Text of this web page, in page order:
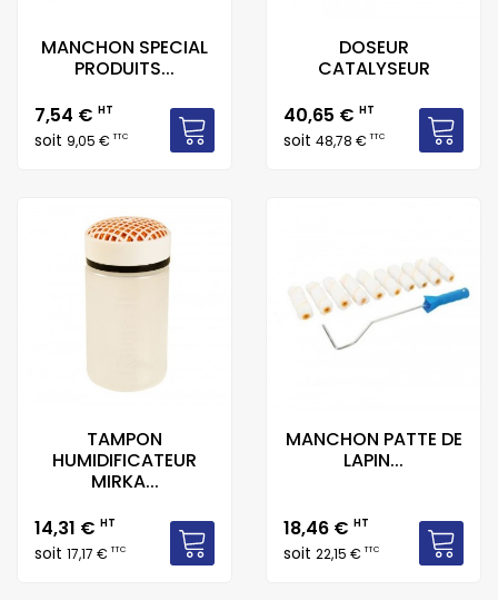
MANCHON SPECIAL
PRODUITS...
Prix
7,54 € HT
soit 9,05 €TTC
DOSEUR
CATALYSEUR
Prix
40,65 € HT
soit 48,78 €TTC
TAMPON
HUMIDIFICATEUR
MIRKA...
Prix
14,31 € HT
soit 17,17 €TTC
MANCHON PATTE DE
LAPIN...
Prix
18,46 € HT
soit 22,15 €TTC